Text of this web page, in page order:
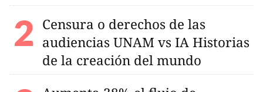
Censura o derechos de las
audiencias UNAM vs IA Historias
de la creación del mundo